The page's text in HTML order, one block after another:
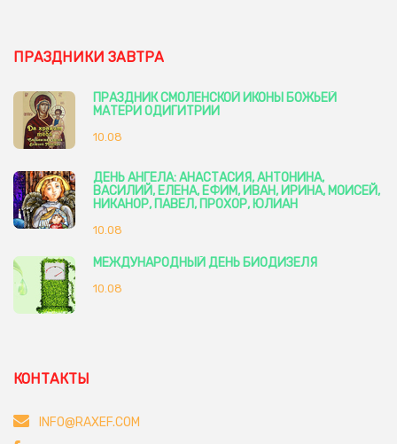
ПРАЗДНИКИ ЗАВТРА
ПРАЗДНИК СМОЛЕНСКОЙ ИКОНЫ БОЖЬЕЙ
МАТЕРИ ОДИГИТРИИ
10.08
ДЕНЬ АНГЕЛА: АНАСТАСИЯ, АНТОНИНА,
ВАСИЛИЙ, ЕЛЕНА, ЕФИМ, ИВАН, ИРИНА, МОИСЕЙ,
НИКАНОР, ПАВЕЛ, ПРОХОР, ЮЛИАН
10.08
МЕЖДУНАРОДНЫЙ ДЕНЬ БИОДИЗЕЛЯ
10.08
КОНТАКТЫ
INFO@RAXEF.COM